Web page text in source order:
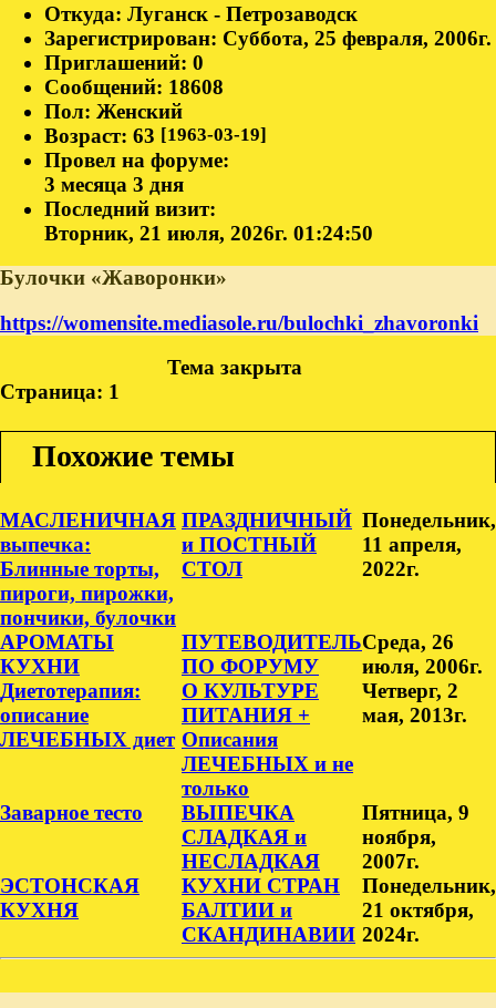
Откуда: Луганск - Петрозаводск
Зарегистрирован: Суббота, 25 февраля, 2006г.
Приглашений: 0
Сообщений: 18608
Пол: Женский
Возраст: 63 [1963-03-19]
Провел на форуме:
3 месяца 3 дня
Последний визит:
Вторник, 21 июля, 2026г. 01:24:50
Булочки «Жаворонки»
https://womensite.mediasole.ru/bulochki_zhavoronki
Тема закрыта
Страница: 1
Похожие темы
МАСЛЕНИЧНАЯ
выпечка:
Блинные торты,
пироги, пирожки,
пончики, булочки
ПРАЗДНИЧНЫЙ
и ПОСТНЫЙ
СТОЛ
Понедельник,
11 апреля,
2022г.
АРОМАТЫ
КУХНИ
ПУТЕВОДИТЕЛЬ
ПО ФОРУМУ
Среда, 26
июля, 2006г.
Диетотерапия:
описание
ЛЕЧЕБНЫХ диет
О КУЛЬТУРЕ
ПИТАНИЯ +
Описания
ЛЕЧЕБНЫХ и не
только
Четверг, 2
мая, 2013г.
Заварное тесто
ВЫПЕЧКА
СЛАДКАЯ и
НЕСЛАДКАЯ
Пятница, 9
ноября,
2007г.
ЭСТОНСКАЯ
КУХНЯ
КУХНИ СТРАН
БАЛТИИ и
СКАНДИНАВИИ
Понедельник,
21 октября,
2024г.